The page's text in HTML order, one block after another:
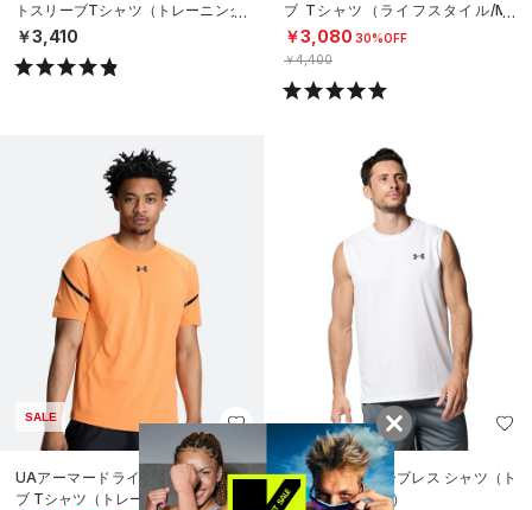
トスリーブTシャツ（トレーニング/
MEN）
￥3,410
ブ Tシャツ（ライフスタイル/ME
N）
￥3,080 30%OFF
￥4,400
SALE
UAアーマードライ ショートスリー
ブ Tシャツ（トレーニング/MEN）
UAテック スリーブレス シャツ（ト
レーニング/MEN）